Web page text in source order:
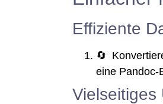
Effiziente
🔄
eine Pan­doc-
Vielseitiges